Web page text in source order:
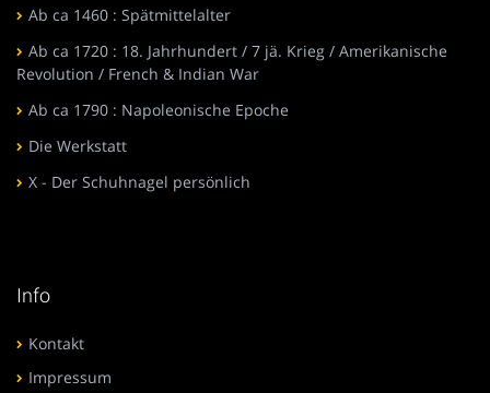
Ab ca 1460 : Spätmittelalter
Ab ca 1720 : 18. Jahrhundert / 7 jä. Krieg / Amerikanische
Revolution / French & Indian War
Ab ca 1790 : Napoleonische Epoche
Die Werkstatt
X - Der Schuhnagel persönlich
Info
Kontakt
Impressum